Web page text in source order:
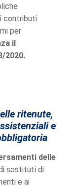
contributi
per
il
2020.
ritenute,
e
delle
sostituti di
e ai